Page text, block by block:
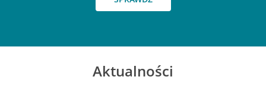
Aktualności